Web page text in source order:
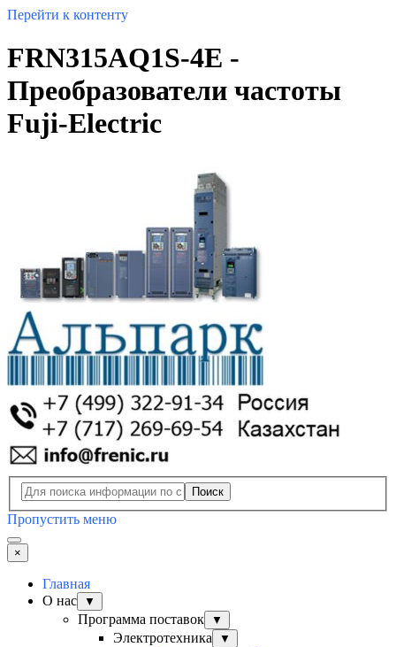
Перейти к контенту
FRN315AQ1S-4E -
Преобразователи частоты
Fuji-Electric
Поиск
Пропустить меню
×
Главная
О нас
▼
Программа поставок ▼
Электротехника ▼